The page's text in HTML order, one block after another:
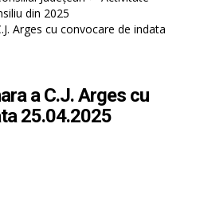
din 2025
Arges cu convocare de indata
a C.J. Arges cu
25.04.2025